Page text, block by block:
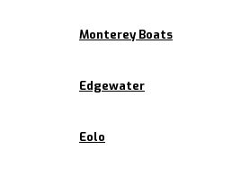
Monterey Boats
Edgewater
Eolo